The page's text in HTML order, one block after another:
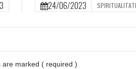
24/06/2023
are marked ( required )